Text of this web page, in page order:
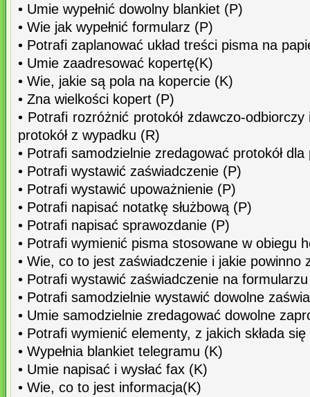
• Umie wypełnić dowolny blankiet (P)
• Wie jak wypełnić formularz (P)
• Potrafi zaplanować układ treści pisma na
• Umie zaadresować kopertę(K)
• Wie, jakie są pola na kopercie (K)
• Zna wielkości kopert (P)
• Potrafi rozróżnić protokół zdawczo-
protokół z wypadku (R)
• Potrafi samodzielnie zredagować protokół
• Potrafi wystawić zaświadczenie (P)
• Potrafi wystawić upoważnienie (P)
• Potrafi napisać notatkę służbową (P)
• Potrafi napisać sprawozdanie (P)
• Potrafi wymienić pisma stosowane w obiegu
• Wie, co to jest zaświadczenie i jakie powinno
• Potrafi wystawić zaświadczenie na
• Potrafi samodzielnie wystawić dowolne
• Umie samodzielnie zredagować dowolne
• Potrafi wymienić elementy, z jakich składa
• Wypełnia blankiet telegramu (K)
• Umie napisać i wysłać fax (K)
• Wie, co to jest informacja(K)